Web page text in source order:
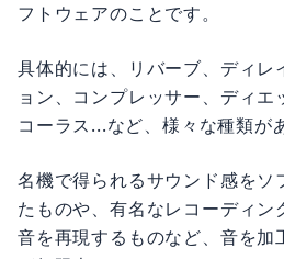
フトウェアのことです。
具体的には、リバーブ、ディレ
ョン、コンプレッサー、ディエ
コーラス...など、様々な種類が
名機で得られるサウンド感をソ
たものや、有名なレコーディン
音を再現するものなど、音を加